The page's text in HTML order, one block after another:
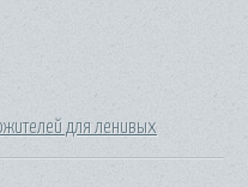
для ленивых